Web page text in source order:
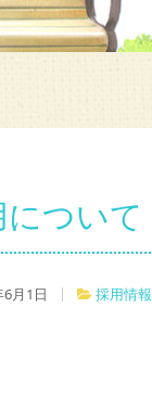
ついて
月1日 採用情報